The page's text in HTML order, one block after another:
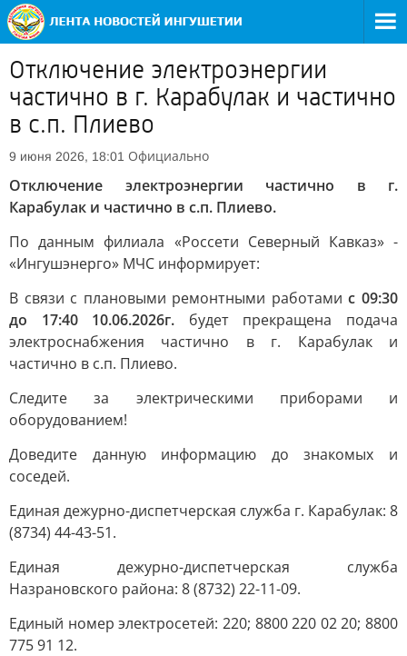
Отключение электроэнергии
частично в г. Карабулак и частично
в с.п. Плиево
9 июня 2026, 18:01 Официально
Отключение электроэнергии частично в г.
Карабулак и частично в с.п. Плиево.
По данным филиала «Россети Северный Кавказ» -
«Ингушэнерго» МЧС информирует:
В связи с плановыми ремонтными работамис 09:30
до 17:40 10.06.2026г. будет прекращена подача
электроснабжения частично в г. Карабулак и
частично в с.п. Плиево.
Следите за электрическими приборами и
оборудованием!
Доведите данную информацию до знакомых и
соседей.
Единая дежурно-диспетчерская служба г. Карабулак: 8
(8734) 44-43-51.
Единая дежурно-диспетчерская служба
Назрановского района: 8 (8732) 22-11-09.
Единый номер электросетей: 220; 8800 220 02 20; 8800
775 91 12.